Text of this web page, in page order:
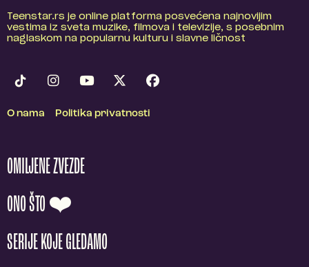
Teenstar.rs je online platforma posvećena najnovijim
vestima iz sveta muzike, filmova i televizije, s posebnim
naglaskom na popularnu kulturu i slavne ličnost
O nama Politika privatnosti
OMILJENE ZVEZDE
ONO ŠTO ❤️
SERIJE KOJE GLEDAMO